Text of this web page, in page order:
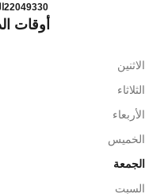
اتصال
22049330
أوقات
الاثنين
الثلاثاء
الأربعاء
الخميس
الجمعة
السبت